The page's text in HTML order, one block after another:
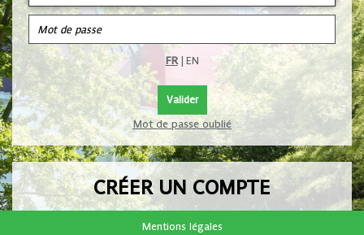
FR EN
Mot de passe oublié
CRÉER UN COMPTE
Pas encore de compte ?
Mentions légales